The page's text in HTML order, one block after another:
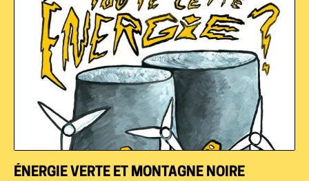
ÉNERGIE VERTE ET MONTAGNE NOIRE